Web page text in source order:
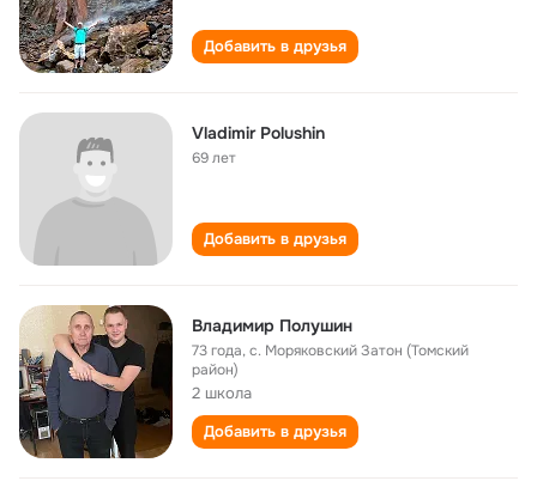
Добавить в друзья
Vladimir Polushin
69 лет
Добавить в друзья
Владимир Полушин
73 года,с. Моряковский Затон (Томский
район)
2 школа
Добавить в друзья